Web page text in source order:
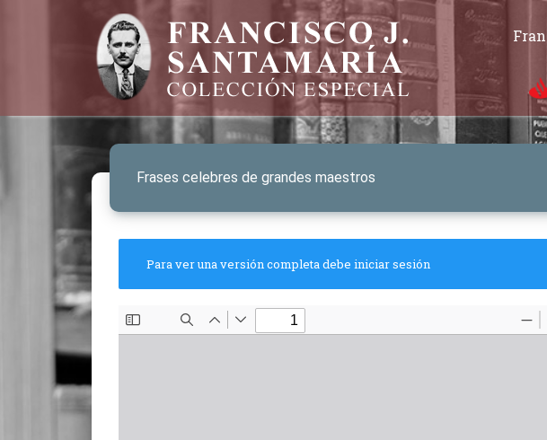
Frases celebres de grandes maestros
Para ver una versión completa debe iniciar sesión